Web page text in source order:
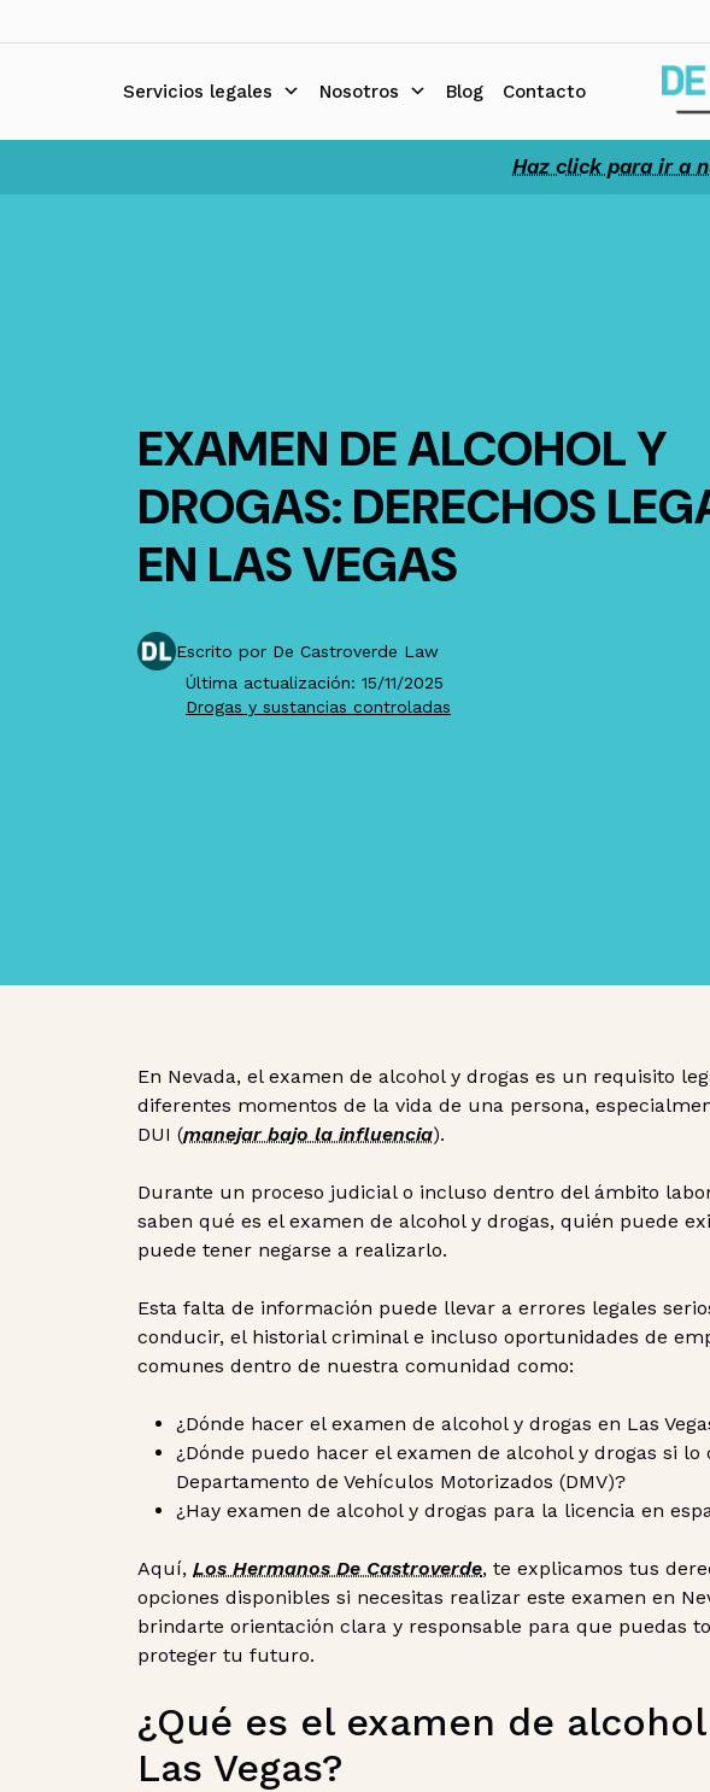
al
Servicios legales Nosotros Blog Contacto
Haz click para ir a
EXAMEN DE ALCOHOL Y
DROGAS: DERECHOS
EN LAS VEGAS
Escrito por De Castroverde Law
Última actualización: 15/11/2025
Drogas y sustancias controladas
En Nevada, el examen de alcohol y drogas es un requisito
diferentes momentos de la vida de una persona,
DUI (manejar bajo la influencia).
Durante un proceso judicial o incluso dentro del ámbito
saben qué es el examen de alcohol y drogas, quién puede
puede tener negarse a realizarlo.
Esta falta de información puede llevar a errores legales
conducir, el historial criminal e incluso oportunidades de
comunes dentro de nuestra comunidad como:
¿Dónde hacer el examen de alcohol y drogas en Las
¿Dónde puedo hacer el examen de alcohol y drogas si
Departamento de Vehículos Motorizados (DMV)?
¿Hay examen de alcohol y drogas para la licencia en
Aquí, Los Hermanos De Castroverde, te explicamos tus
opciones disponibles si necesitas realizar este examen en
brindarte orientación clara y responsable para que puedas
proteger tu futuro.
¿Qué es el examen de
Las Vegas?